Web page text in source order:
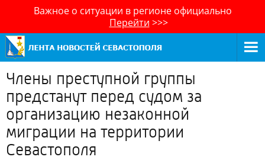
Важное о ситуации в регионе официально
Перейти >>>
Члены преступной группы
предстанут перед судом за
организацию незаконной
миграции на территории
Севастополя